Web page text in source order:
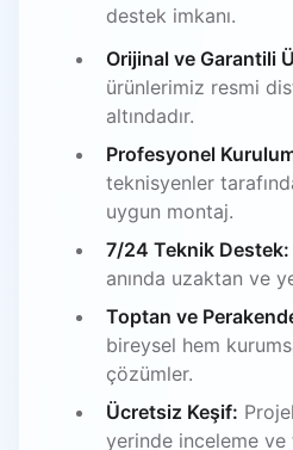
destek imkanı.
Orijinal ve Garantili
ürünlerimiz resmi
altındadır.
Profesyonel
teknisyenler
uygun montaj.
7/24 Teknik Destek:
anında uzaktan ve
Toptan ve
bireysel hem
çözümler.
Ücretsiz Keşif:
yerinde inceleme ve